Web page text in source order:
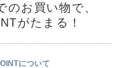
のお買い物で、
がたまる！
について